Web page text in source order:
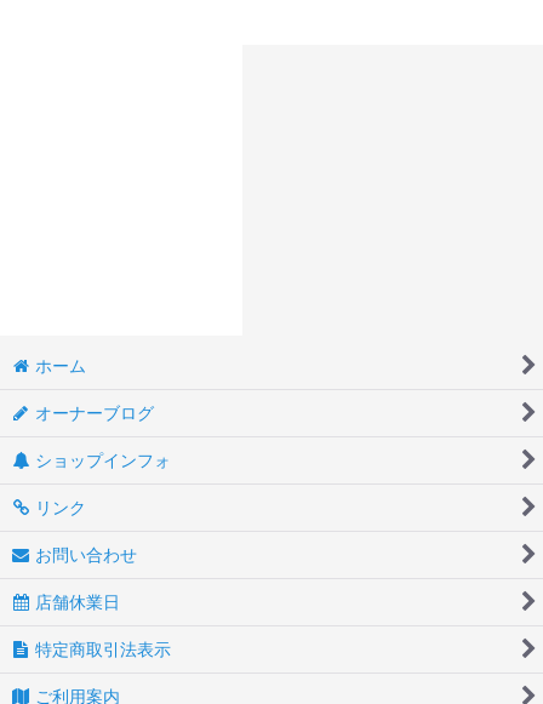
ホーム
オーナーブログ
ショップインフォ
リンク
お問い合わせ
店舗休業日
特定商取引法表示
ご利用案内